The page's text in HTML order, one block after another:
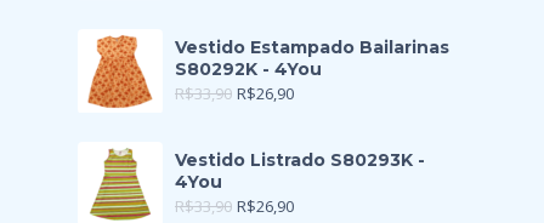
Vestido Estampado Bailarinas
S80292K - 4You
R$33,90 R$26,90
Vestido Listrado S80293K -
4You
R$33,90 R$26,90